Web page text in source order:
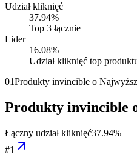
Udział kliknięć
37.94%
Top 3 łącznie
Lider
16.08%
Udział kliknięć top
01Produkty invincible o
Produkty invincible
Łączny udział kliknięć37.94%
#1